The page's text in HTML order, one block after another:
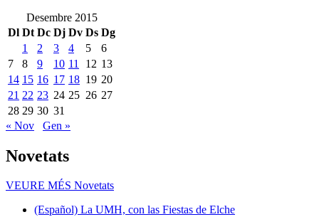
Desembre 2015
Dl Dt Dc Dj Dv Ds Dg
1
2 3 4 5
6
7
8 9 10 11 12 13
14 15 16 17 18 19 20
21 22 23 24 25 26 27
28 29 30 31
« Nov
Gen »
Novetats
VEURE MÉS Novetats
(Español) La UMH, con las Fiestas de Elche